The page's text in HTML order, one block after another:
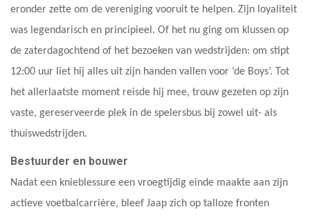
eronder zette om de vereniging vooruit te helpen. Zijn loyaliteit
was legendarisch en principieel. Of het nu ging om klussen op
de zaterdagochtend of het bezoeken van wedstrijden: om stipt
12:00 uur liet hij alles uit zijn handen vallen voor ‘de Boys’. Tot
het allerlaatste moment reisde hij mee, trouw gezeten op zijn
vaste, gereserveerde plek in de spelersbus bij zowel uit- als
thuiswedstrijden.
Bestuurder en bouwer
Nadat een knieblessure een vroegtijdig einde maakte aan zijn
actieve voetbalcarrière, bleef Jaap zich op talloze fronten